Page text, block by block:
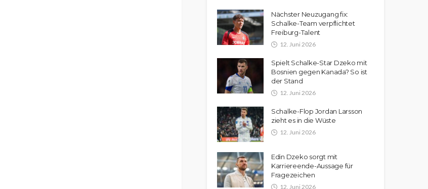
Nächster Neuzugang fix:
Schalke-Team verpflichtet
Freiburg-Talent
12. Juni 2026
Spielt Schalke-Star Dzeko mit
Bosnien gegen Kanada? So ist
der Stand
12. Juni 2026
Schalke-Flop Jordan Larsson
zieht es in die Wüste
12. Juni 2026
Edin Dzeko sorgt mit
Karriereende-Aussage für
Fragezeichen
12. Juni 2026